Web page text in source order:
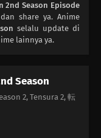
2nd Season Episode
share ya. Anime
selalu update di
lainnya ya.
Season
2, Tensura 2, 転